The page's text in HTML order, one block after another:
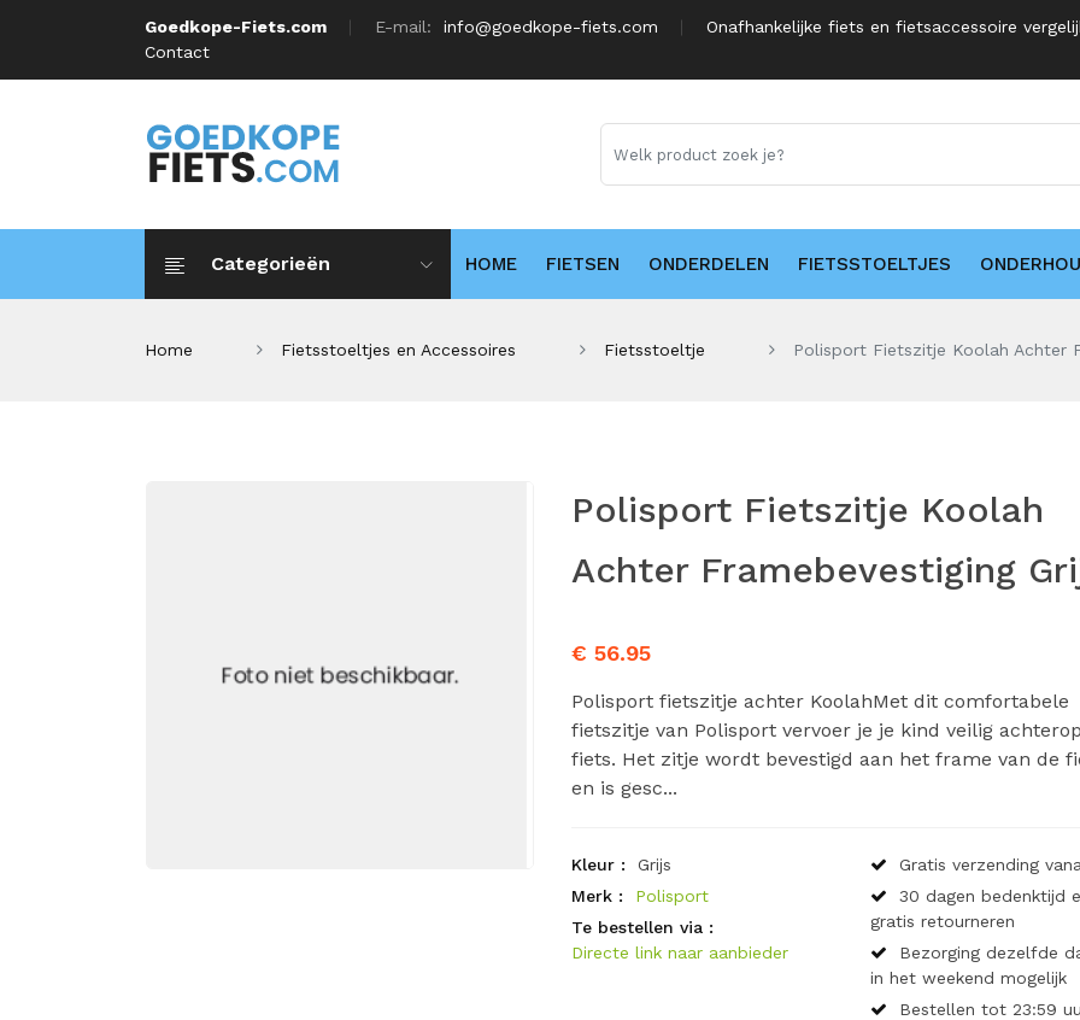
Goedkope-Fiets.com E-mail: info@goedkope-fiets.com
Onafhankelijke fiets en fietsaccessoire
Contact
Categorieën HOME FIETSEN ONDERDELEN FIETSSTOELTJES
Home Fietsstoeltjes en Accessoires Fietsstoeltje Polisport Fietszitje Koolah Achter
Polisport Fietszitje Koolah
Achter Framebevestiging
€ 56.95
Polisport fietszitje achter KoolahMet dit comfortabele
fietszitje van Polisport vervoer je je kind veilig
fiets. Het zitje wordt bevestigd aan het frame van de
en is gesc...
Kleur :
Grijs
Merk :
Polisport
Te bestellen via :
Directe link naar aanbieder
Gratis verzending
30 dagen bedenktijd
gratis retourneren
Bezorging dezelfde
in het weekend mogelijk
Bestellen tot 23:59